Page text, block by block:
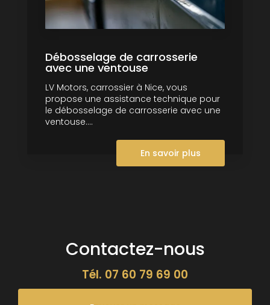
Débosselage de carrosserie
avec une ventouse
LV Motors, carrossier à Nice, vous
propose une assistance technique pour
le débosselage de carrosserie avec une
ventouse....
En savoir plus
Contactez-nous
Tél. 07 60 79 69 00